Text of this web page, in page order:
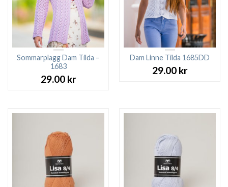
Sommarplagg Dam Tilda –
1683
29.00 kr
Dam Linne Tilda 1685DD
29.00 kr